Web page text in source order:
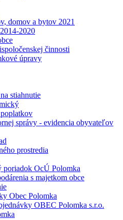
domov a bytov 2021
2020
činnosti
úpravy
stiahnutie
správy - evidencia obyvateľov
prostredia
poriadok OcÚ Polomka
s majetkom obce
Obec Polomka
OBEC Polomka s.r.o.